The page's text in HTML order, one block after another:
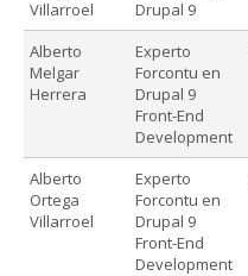
Villarroel
Drupal 9
Alberto
Melgar
Herrera
Experto
Forcontu en
Drupal 9
Front-End
Development
Alberto
Ortega
Villarroel
Experto
Forcontu en
Drupal 9
Front-End
Development